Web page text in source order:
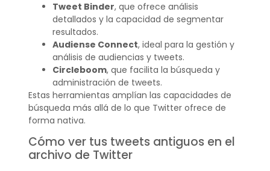
Tweet Binder, que ofrece análisis
detallados y la capacidad de segmentar
resultados.
Audiense Connect, ideal para la gestión y
análisis de audiencias y tweets.
Circleboom, que facilita la búsqueda y
administración de tweets.
Estas herramientas amplían las capacidades de
búsqueda más allá de lo que Twitter ofrece de
forma nativa.
Cómo ver tus tweets antiguos en el
archivo de Twitter